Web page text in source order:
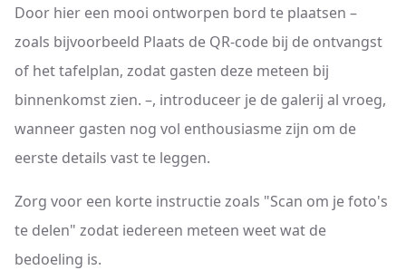
Door hier een mooi ontworpen bord te plaatsen –
zoals bijvoorbeeld Plaats de QR-code bij de ontvangst
of het tafelplan, zodat gasten deze meteen bij
binnenkomst zien. –, introduceer je de galerij al vroeg,
wanneer gasten nog vol enthousiasme zijn om de
eerste details vast te leggen.
Zorg voor een korte instructie zoals "Scan om je foto's
te delen" zodat iedereen meteen weet wat de
bedoeling is.